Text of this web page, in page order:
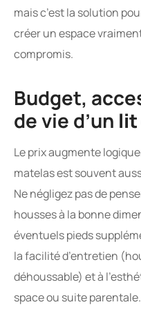
mais c’est la solution
créer un espace
compromis.
Budget,
de vie d’un lit
Le prix augmente
matelas est souvent
Ne négligez pas de
housses à la bonne
éventuels pieds
la facilité d’entretien
déhoussable) et à
space ou suite parentale.